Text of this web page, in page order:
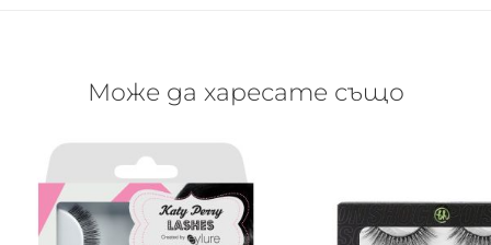
Може да харесате също